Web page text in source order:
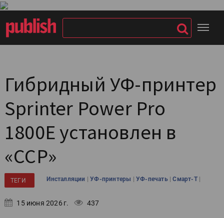
Гибридный УФ-принтер
Sprinter Power Pro
1800E установлен в
«ССР»
ТЕГИ Инсталляции |УФ-принтеры |УФ-печать |Смарт-Т |
15 июня 2026 г. 437